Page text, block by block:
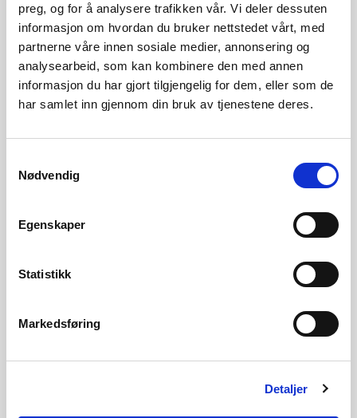
preg, og for å analysere trafikken vår. Vi deler dessuten
informasjon om hvordan du bruker nettstedet vårt, med
partnerne våre innen sosiale medier, annonsering og
analysearbeid, som kan kombinere den med annen
informasjon du har gjort tilgjengelig for dem, eller som de
har samlet inn gjennom din bruk av tjenestene deres.
Nødvendig
Egenskaper
Statistikk
Markedsføring
Detaljer
Store kulturminneverdier. Viktig for
friluftslivet. Utfyller nasjonalpark til
vernegrensen mot utløpet.
002/31Tunna (Magnilla og Lona)
er sentrale deler av et rolig landskap i
innlandet, fra høyfjell inn mot store
sammenhengende fjellområder, til
fuglefauna og landfauna inngår som
Store kulturminneverdier. Viktig for
friluftslivet. Utfyller nasjonalpark ned